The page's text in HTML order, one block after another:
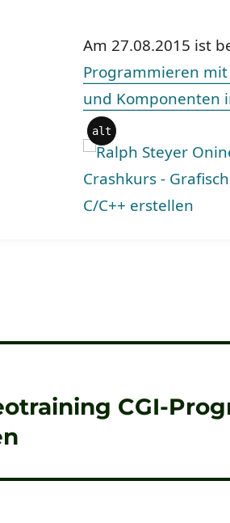
Am 27.08.2015 ist
Programmieren mit
und Komponenten
alt
CGI-